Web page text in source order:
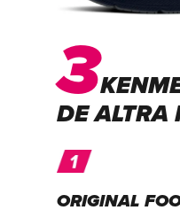
3
DE ALTRA
ORIGINAL